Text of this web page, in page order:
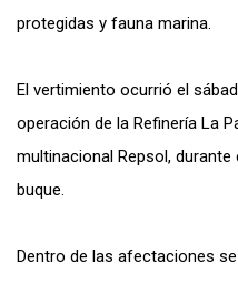
protegidas y fauna marina.
El vertimiento ocurrió el
operación de la Refinería La
multinacional Repsol,
buque.
Dentro de las afectaciones